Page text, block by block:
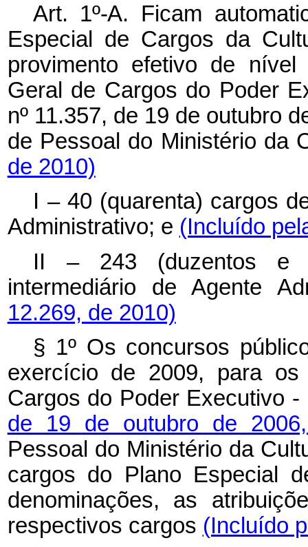
Art. 1º-A. Ficam
Especial de Cargos da
provimento efetivo de
Geral de Cargos do Poder
nº 11.357, de 19 de outubro
de Pessoal do Ministério da
de 2010)
I – 40 (quarenta) cargos
Administrativo; e (Incluído
II – 243 (duzentos e
intermediário de Agente
12.269, de 2010)
§ 1º Os concursos
exercício de 2009, para
Cargos do Poder Executivo
de 19 de outubro de
Pessoal do Ministério da
cargos do Plano Especial
denominações, as
respectivos cargos (Incluído